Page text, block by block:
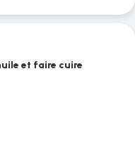
et faire cuire